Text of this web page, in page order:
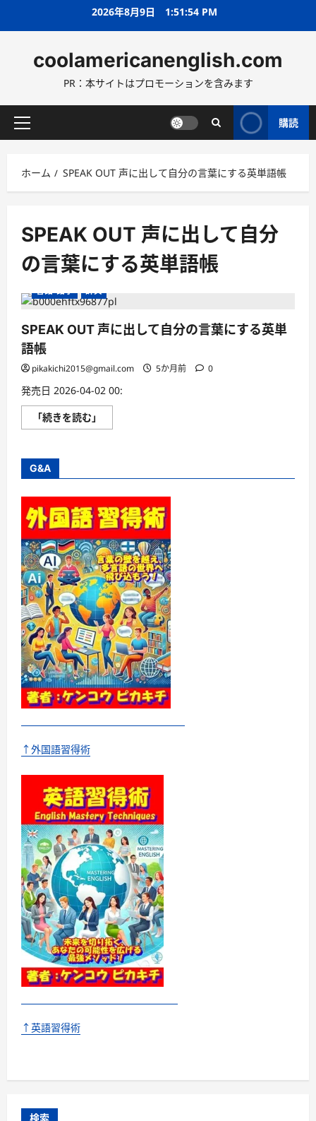
ス
ッ
2026年8月9日 1:51:55 PM
coolamericanenglish.com
PR：本サイトはプロモーションを含みます
メ
メ
ニ
ー
購読
ホーム SPEAK OUT 声に出して自分の言葉にする英単語帳
SPEAK OUT 声に出して自分
の言葉にする英単語帳
SPEAK OUT 声に出して自分の言葉にする英単語帳
言語・語学
辞典
SPEAK OUT 声に出して自分の言葉にする英単
語帳
pikakichi2015@gmail.com 5か月前 0
発売日 2026-04-02 00:
「続きを読む」
OUT
て
分
の
言
葉
に
す
る
英
単
語
帳
に
つ
い
て
さ
ら
に
読
む
G&A
↑外国語習得術
↑英語習得術
検索